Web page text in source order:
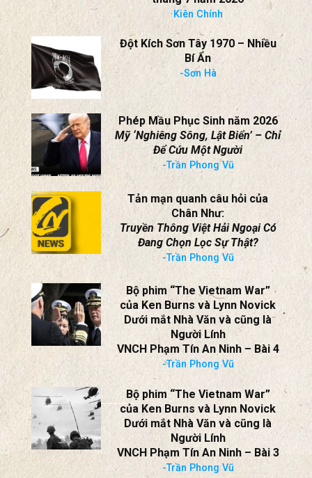
Thánh lễ MỪNG Á THÁNH
PHANXICÔ XAVIÊ TRƯƠNG BỬU
DIỆP
tại Nam California, ngày 25
tháng 7 năm 2026
Kiên Chính
Đột Kích Sơn Tây 1970 – Nhiều
Bí Ẩn
-Sơn Hà
Phép Mầu Phục Sinh năm 2026
Mỹ ‘Nghiêng Sông, Lật Biển’ – Chỉ
Để Cứu Một Người
-Trần Phong Vũ
Chân Như:
Truyền Thông Việt Hải Ngoại Có
Đang Chọn Lọc Sự Thật?
-Trần Phong Vũ
Bộ phim “The Vietnam War”
của Ken Burns và Lynn Novick
Dưới mắt Nhà Văn và cũng là
Người Lính
VNCH Phạm Tín An Ninh – Bài 4
-Trần Phong Vũ
Bộ phim “The Vietnam War”